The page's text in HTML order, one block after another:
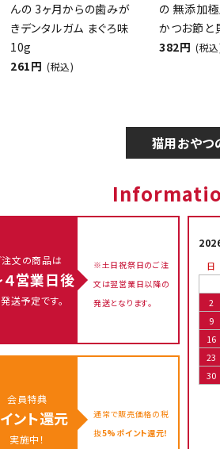
んの 3ヶ月からの歯みが
きデンタルガム まぐろ味
10g
261円 (税込)
の 無添加
かつお節と
382円 (税
猫用おやつ
注文の商品は
営業日後
送予定です。
※土日祝祭日のご注
文は翌営業日以降の
発送となります。
会員特典
ント還元
実施中！
通常で販売価格の税
抜5%ポイント還元！
日
2
9
16
23
30